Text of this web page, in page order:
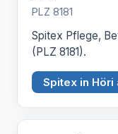
PLZ 8181
Spitex Pflege,
(PLZ 8181).
Spitex in Höri